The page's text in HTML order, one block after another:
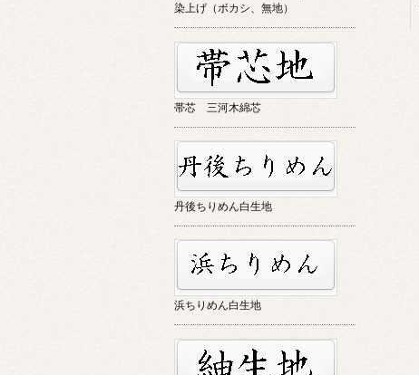
染上げ（ボカシ、無地）
帯芯 三河木綿芯
丹後ちりめん白生地
浜ちりめん白生地